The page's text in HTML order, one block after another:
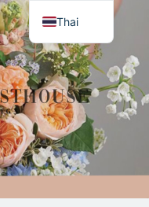
Thai
English